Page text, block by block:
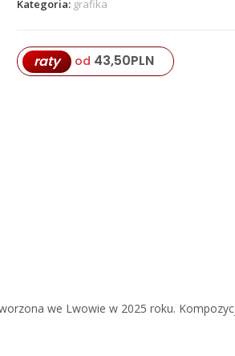
Kategoria: grafika
raty od 43,50PLN
we Lwowie w 2025 roku.